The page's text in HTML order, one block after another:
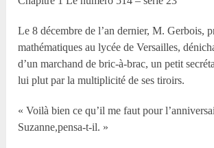
Le 8 décembre de l’an dernier, M. Gerbois,
mathématiques au lycée de Versailles,
d’un marchand de bric-à-brac, un petit
lui plut par la multiplicité de ses tiroirs.
« Voilà bien ce qu’il me faut pour
Suzanne,pensa-t-il. »